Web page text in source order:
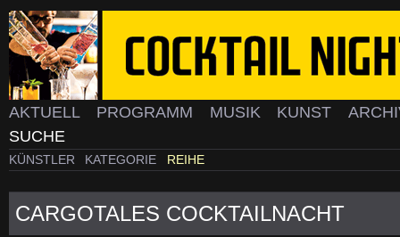
AKTUELL PROGRAMM MUSIK KUNST
SUCHE
KÜNSTLER KATEGORIE REIHE
CARGOTALES COCKTAILNACHT